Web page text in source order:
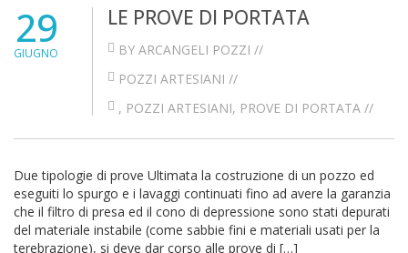
29
GIUGNO
LE PROVE DI PORTATA
BY ARCANGELI POZZI //
POZZI ARTESIANI //
, POZZI ARTESIANI, PROVE DI PORTATA //
Due tipologie di prove Ultimata la costruzione di un pozzo ed
eseguiti lo spurgo e i lavaggi continuati fino ad avere la garanzia
che il filtro di presa ed il cono di depressione sono stati depurati
del materiale instabile (come sabbie fini e materiali usati per la
terebrazione), si deve dar corso alle prove di […]